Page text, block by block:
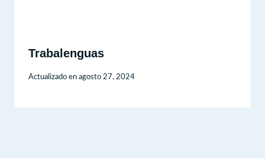
Trabalenguas
Actualizado en agosto 27, 2024